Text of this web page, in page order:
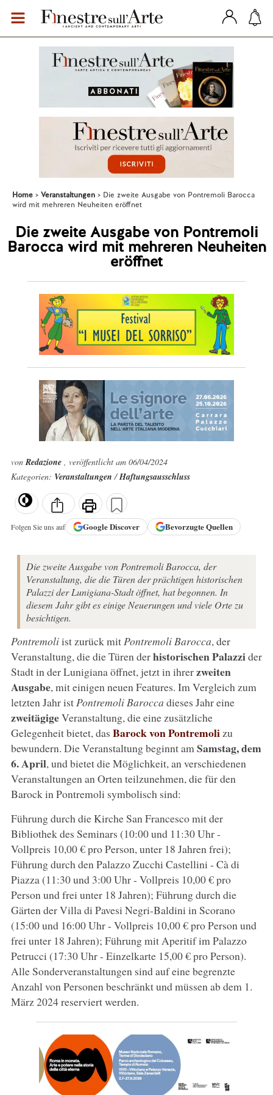
Home Veranstaltungen
Die zweite Ausgabe von Pontremoli Barocca
wird mit mehreren Neuheiten eröffnet
Die zweite Ausgabe von Pontremoli
Barocca wird mit mehreren Neuheiten
eröffnet
vonRedazione , veröffentlicht am 06/04/2024
Kategorien: Veranstaltungen/Haftungsausschluss
Folgen Sie uns auf GoogleDiscover Bevorzugte Quellen
Die zweite Ausgabe von Pontremoli Barocca, der
Veranstaltung, die die Türen der prächtigen historischen
Palazzi der Lunigiana-Stadt öffnet, hat begonnen. In
diesem Jahr gibt es einige Neuerungen und viele Orte zu
besichtigen.
Pontremoliist zurück mit Pontremoli Barocca, der
Veranstaltung, die die Türen derhistorischen Palazzider
Stadt in der Lunigiana öffnet, jetzt in ihrerzweiten
Ausgabe, mit einigen neuen Features. Im Vergleich zum
letzten Jahr ist Pontremoli Barocca dieses Jahr eine
zweitägigeVeranstaltung, die eine zusätzliche
Gelegenheit bietet, das Barock von Pontremoli zu
bewundern. Die Veranstaltung beginnt am Samstag, dem
6. April, und bietet die Möglichkeit, an verschiedenen
Veranstaltungen an Orten teilzunehmen, die für den
Barock in Pontremoli symbolisch sind:
Führung durch die Kirche San Francesco mit der
Bibliothek des Seminars (10:00 und 11:30 Uhr -
Vollpreis 10,00 € pro Person, unter 18 Jahren frei);
Führung durch den Palazzo Zucchi Castellini - Cà di
Piazza (11:30 und 3:00 Uhr - Vollpreis 10,00 € pro
Person und frei unter 18 Jahren); Führung durch die
Gärten der Villa di Pavesi Negri-Baldini in Scorano
(15:00 und 16:00 Uhr - Vollpreis 10,00 € pro Person und
frei unter 18 Jahren); Führung mit Aperitif im Palazzo
Petrucci (17:30 Uhr - Einzelkarte 15,00 € pro Person).
Alle Sonderveranstaltungen sind auf eine begrenzte
Anzahl von Personen beschränkt und müssen ab dem 1.
März 2024 reserviert werden.